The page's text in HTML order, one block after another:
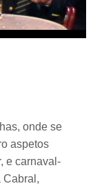
onde se
aspetos
e carnaval-
Cabral,